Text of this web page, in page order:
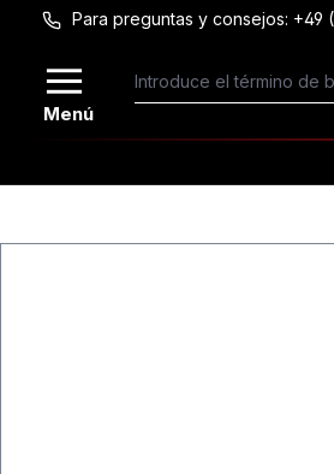
Saltar al contenido principal
Para preguntas y consejos: +49
Menú